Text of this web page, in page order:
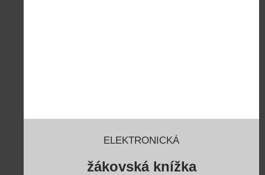
ELEKTRONICKÁ
žákovská knížka